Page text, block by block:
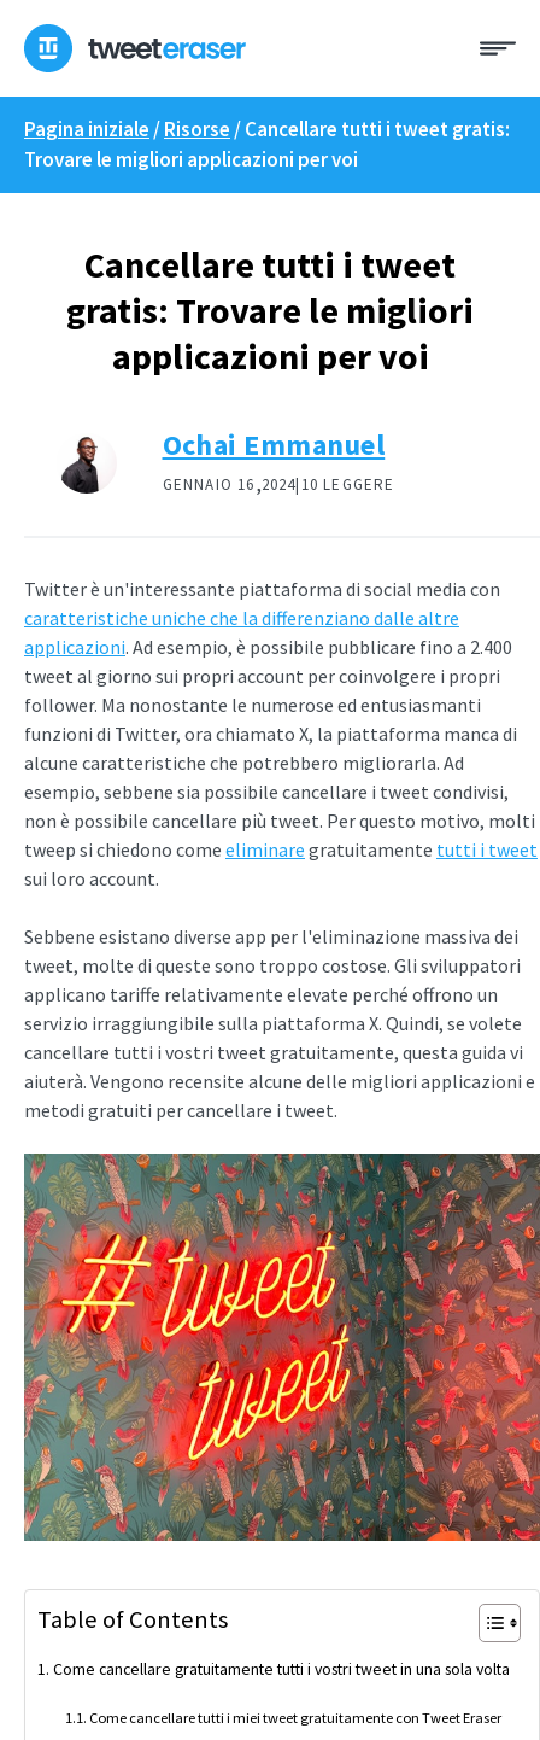
content
Pagina iniziale /Risorse /Cancellare tutti i tweet gratis:
Trovare le migliori applicazioni per voi
Cancellare tutti i tweet
gratis: Trovare le migliori
applicazioni per voi
Ochai Emmanuel
GENNAIO 16,2024| 10 LEGGERE
Twitter è un'interessante piattaforma di social media con
caratteristiche uniche che la differenziano dalle altre
applicazioni. Ad esempio, è possibile pubblicare fino a 2.400
tweet al giorno sui propri account per coinvolgere i propri
follower. Ma nonostante le numerose ed entusiasmanti
funzioni di Twitter, ora chiamato X, la piattaforma manca di
alcune caratteristiche che potrebbero migliorarla. Ad
esempio, sebbene sia possibile cancellare i tweet condivisi,
non è possibile cancellare più tweet. Per questo motivo, molti
tweep si chiedono come eliminare gratuitamente tutti i tweet
sui loro account.
Sebbene esistano diverse app per l'eliminazione massiva dei
tweet, molte di queste sono troppo costose. Gli sviluppatori
applicano tariffe relativamente elevate perché offrono un
servizio irraggiungibile sulla piattaforma X. Quindi, se volete
cancellare tutti i vostri tweet gratuitamente, questa guida vi
aiuterà. Vengono recensite alcune delle migliori applicazioni e
metodi gratuiti per cancellare i tweet.
Table of Contents
Come cancellare gratuitamente tutti i vostri tweet in una sola volta
Come cancellare tutti i miei tweet gratuitamente con Tweet Eraser